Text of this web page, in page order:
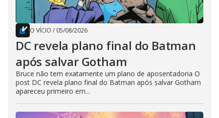
O VÍCIO / 05/08/2026
DC revela plano final do Batman
após salvar Gotham
Bruce não tem exatamente um plano de aposentadoria O
post DC revela plano final do Batman após salvar Gotham
apareceu primeiro em...